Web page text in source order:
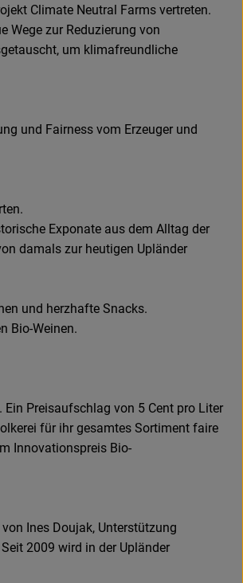
Climate Neutral Farms vertreten.
Wege zur Reduzierung von
um klimafreundliche
und Fairness vom Erzeuger und
Exponate aus dem Alltag der
damals zur heutigen Upländer
und herzhafte Snacks.
Bio-Weinen.
Preisaufschlag von 5 Cent pro Liter
für ihr gesamtes Sortiment faire
Innovationspreis Bio-
Ines Doujak, Unterstützung
2009 wird in der Upländer